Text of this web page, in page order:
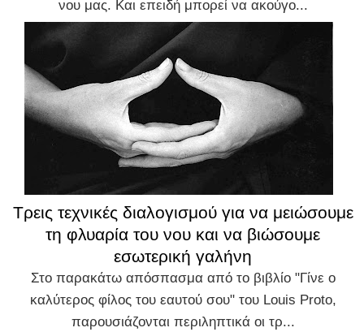
νου μας. Και επειδή μπορεί να ακούγο...
Τρεις τεχνικές διαλογισμού για να μειώσουμε
τη φλυαρία του νου και να βιώσουμε
εσωτερική γαλήνη
Στο παρακάτω απόσπασμα από το βιβλίο "Γίνε ο
καλύτερος φίλος του εαυτού σου" του Louis Proto,
παρουσιάζονται περιληπτικά οι τρ...